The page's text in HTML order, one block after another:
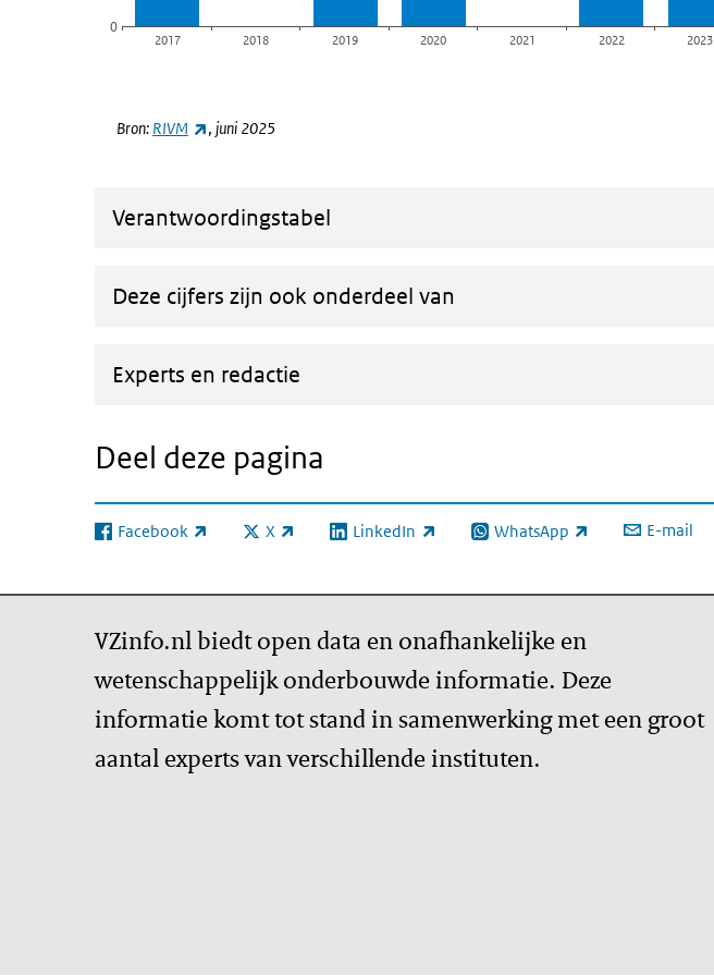
0
2017 2018 2019 2020 2021 2022 2023
Bron: RIVM (externe link)
,juni 2025
Verantwoordingstabel
Deze cijfers zijn ook onderdeel van
Experts en redactie
Deel deze pagina
Facebook
(externe link) X
(externe link) LinkedIn
(externe link) WhatsApp
(externe link) E-mail
VZinfo.nl biedt open data en onafhankelijke en
wetenschappelijk onderbouwde informatie. Deze
informatie komt tot stand in samenwerking met een groot
aantal experts van verschillende instituten.